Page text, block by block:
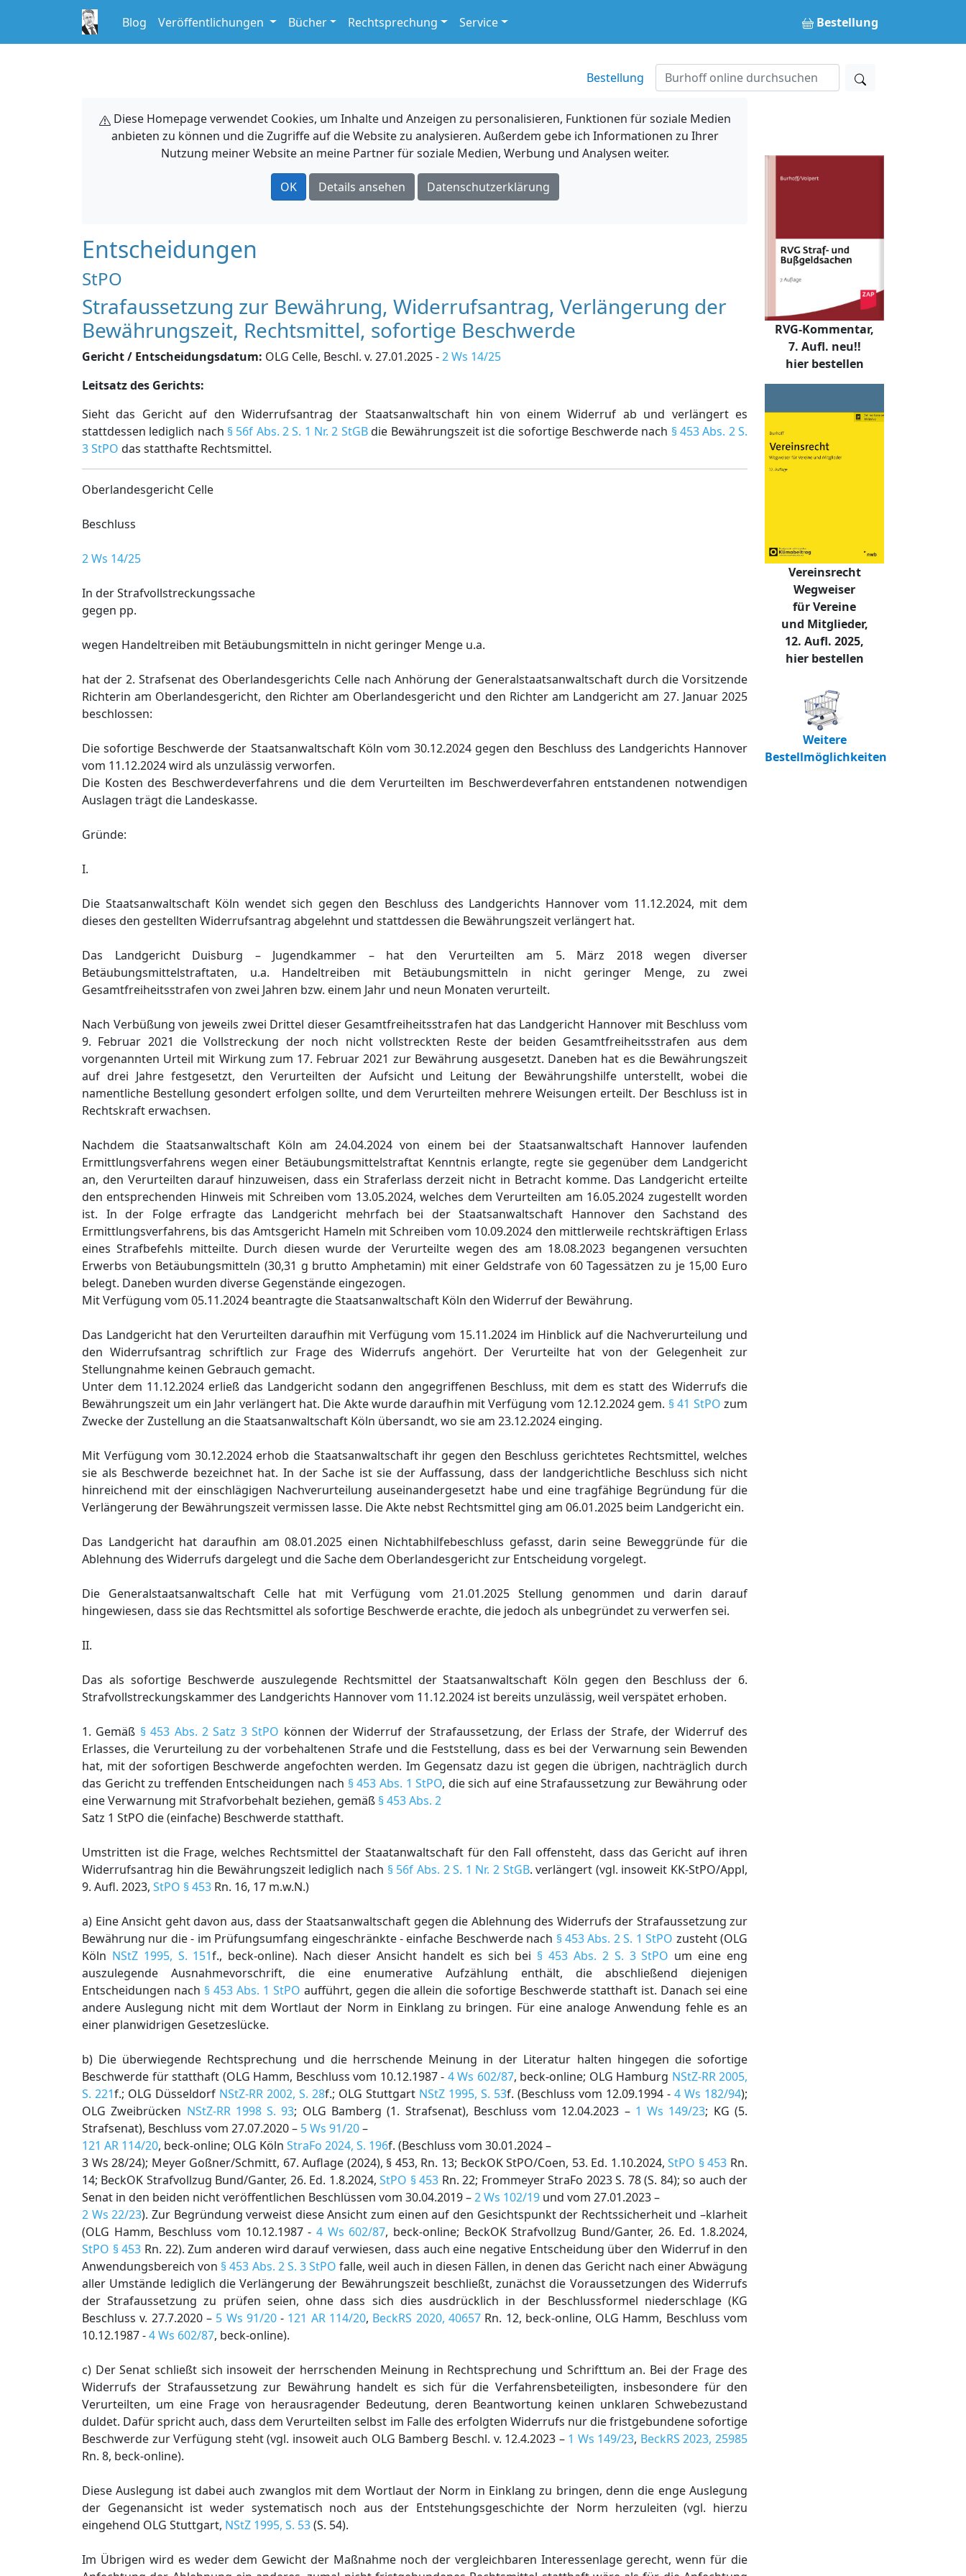
Blog Veröffentlichungen Bücher Rechtsprechung Service Bestellung
Bestellung
Diese Homepage verwendet Cookies, um Inhalte und Anzeigen zu personalisieren, Funktionen für soziale Medien
anbieten zu können und die Zugriffe auf die Website zu analysieren. Außerdem gebe ich Informationen zu Ihrer
Nutzung meiner Website an meine Partner für soziale Medien, Werbung und Analysen weiter.
OK Details ansehen Datenschutzerklärung
Entscheidungen
StPO
Strafaussetzung zur Bewährung, Widerrufsantrag, Verlängerung der
Bewährungszeit, Rechtsmittel, sofortige Beschwerde
Gericht / Entscheidungsdatum: OLG Celle, Beschl. v. 27.01.2025 -2 Ws 14/25
Leitsatz des Gerichts:
Sieht das Gericht auf den Widerrufsantrag der Staatsanwaltschaft hin von einem Widerruf ab und verlängert es
stattdessen lediglich nach § 56f Abs. 2 S. 1 Nr. 2 StGBdie Bewährungszeit ist die sofortige Beschwerde nach § 453 Abs. 2 S.
3 StPO das statthafte Rechtsmittel.
Oberlandesgericht Celle
Beschluss
2 Ws 14/25
In der Strafvollstreckungssache
gegen pp.
wegen Handeltreiben mit Betäubungsmitteln in nicht geringer Menge u.a.
hat der 2. Strafsenat des Oberlandesgerichts Celle nach Anhörung der Generalstaatsanwaltschaft durch die Vorsitzende
Richterin am Oberlandesgericht, den Richter am Oberlandesgericht und den Richter am Landgericht am 27. Januar 2025
beschlossen:
Die sofortige Beschwerde der Staatsanwaltschaft Köln vom 30.12.2024 gegen den Beschluss des Landgerichts Hannover
vom 11.12.2024 wird als unzulässig verworfen.
Die Kosten des Beschwerdeverfahrens und die dem Verurteilten im Beschwerdeverfahren entstandenen notwendigen
Auslagen trägt die Landeskasse.
Gründe:
I.
Die Staatsanwaltschaft Köln wendet sich gegen den Beschluss des Landgerichts Hannover vom 11.12.2024, mit dem
dieses den gestellten Widerrufsantrag abgelehnt und stattdessen die Bewährungszeit verlängert hat.
Das Landgericht Duisburg – Jugendkammer – hat den Verurteilten am 5. März 2018 wegen diverser
Betäubungsmittelstraftaten, u.a. Handeltreiben mit Betäubungsmitteln in nicht geringer Menge, zu zwei
Gesamtfreiheitsstrafen von zwei Jahren bzw. einem Jahr und neun Monaten verurteilt.
Nach Verbüßung von jeweils zwei Drittel dieser Gesamtfreiheitsstrafen hat das Landgericht Hannover mit Beschluss vom
9. Februar 2021 die Vollstreckung der noch nicht vollstreckten Reste der beiden Gesamtfreiheitsstrafen aus dem
vorgenannten Urteil mit Wirkung zum 17. Februar 2021 zur Bewährung ausgesetzt. Daneben hat es die Bewährungszeit
auf drei Jahre festgesetzt, den Verurteilten der Aufsicht und Leitung der Bewährungshilfe unterstellt, wobei die
namentliche Bestellung gesondert erfolgen sollte, und dem Verurteilten mehrere Weisungen erteilt. Der Beschluss ist in
Rechtskraft erwachsen.
Nachdem die Staatsanwaltschaft Köln am 24.04.2024 von einem bei der Staatsanwaltschaft Hannover laufenden
Ermittlungsverfahrens wegen einer Betäubungsmittelstraftat Kenntnis erlangte, regte sie gegenüber dem Landgericht
an, den Verurteilten darauf hinzuweisen, dass ein Straferlass derzeit nicht in Betracht komme. Das Landgericht erteilte
den entsprechenden Hinweis mit Schreiben vom 13.05.2024, welches dem Verurteilten am 16.05.2024 zugestellt worden
ist. In der Folge erfragte das Landgericht mehrfach bei der Staatsanwaltschaft Hannover den Sachstand des
Ermittlungsverfahrens, bis das Amtsgericht Hameln mit Schreiben vom 10.09.2024 den mittlerweile rechtskräftigen Erlass
eines Strafbefehls mitteilte. Durch diesen wurde der Verurteilte wegen des am 18.08.2023 begangenen versuchten
Erwerbs von Betäubungsmitteln (30,31 g brutto Amphetamin) mit einer Geldstrafe von 60 Tagessätzen zu je 15,00 Euro
belegt. Daneben wurden diverse Gegenstände eingezogen.
Mit Verfügung vom 05.11.2024 beantragte die Staatsanwaltschaft Köln den Widerruf der Bewährung.
Das Landgericht hat den Verurteilten daraufhin mit Verfügung vom 15.11.2024 im Hinblick auf die Nachverurteilung und
den Widerrufsantrag schriftlich zur Frage des Widerrufs angehört. Der Verurteilte hat von der Gelegenheit zur
Stellungnahme keinen Gebrauch gemacht.
Unter dem 11.12.2024 erließ das Landgericht sodann den angegriffenen Beschluss, mit dem es statt des Widerrufs die
Bewährungszeit um ein Jahr verlängert hat. Die Akte wurde daraufhin mit Verfügung vom 12.12.2024 gem. § 41 StPO zum
Zwecke der Zustellung an die Staatsanwaltschaft Köln übersandt, wo sie am 23.12.2024 einging.
Mit Verfügung vom 30.12.2024 erhob die Staatsanwaltschaft ihr gegen den Beschluss gerichtetes Rechtsmittel, welches
sie als Beschwerde bezeichnet hat. In der Sache ist sie der Auffassung, dass der landgerichtliche Beschluss sich nicht
hinreichend mit der einschlägigen Nachverurteilung auseinandergesetzt habe und eine tragfähige Begründung für die
Verlängerung der Bewährungszeit vermissen lasse. Die Akte nebst Rechtsmittel ging am 06.01.2025 beim Landgericht ein.
Das Landgericht hat daraufhin am 08.01.2025 einen Nichtabhilfebeschluss gefasst, darin seine Beweggründe für die
Ablehnung des Widerrufs dargelegt und die Sache dem Oberlandesgericht zur Entscheidung vorgelegt.
Die Generalstaatsanwaltschaft Celle hat mit Verfügung vom 21.01.2025 Stellung genommen und darin darauf
hingewiesen, dass sie das Rechtsmittel als sofortige Beschwerde erachte, die jedoch als unbegründet zu verwerfen sei.
II.
Das als sofortige Beschwerde auszulegende Rechtsmittel der Staatsanwaltschaft Köln gegen den Beschluss der 6.
Strafvollstreckungskammer des Landgerichts Hannover vom 11.12.2024 ist bereits unzulässig, weil verspätet erhoben.
1. Gemäß § 453 Abs. 2 Satz 3 StPO können der Widerruf der Strafaussetzung, der Erlass der Strafe, der Widerruf des
Erlasses, die Verurteilung zu der vorbehaltenen Strafe und die Feststellung, dass es bei der Verwarnung sein Bewenden
hat, mit der sofortigen Beschwerde angefochten werden. Im Gegensatz dazu ist gegen die übrigen, nachträglich durch
das Gericht zu treffenden Entscheidungen nach § 453 Abs. 1 StPO, die sich auf eine Strafaussetzung zur Bewährung oder
eine Verwarnung mit Strafvorbehalt beziehen, gemäß § 453 Abs. 2
Satz 1 StPO die (einfache) Beschwerde statthaft.
Umstritten ist die Frage, welches Rechtsmittel der Staatanwaltschaft für den Fall offensteht, dass das Gericht auf ihren
Widerrufsantrag hin die Bewährungszeit lediglich nach § 56f Abs. 2 S. 1 Nr. 2 StGB. verlängert (vgl. insoweit KK-StPO/Appl,
9. Aufl. 2023, StPO § 453 Rn. 16, 17 m.w.N.)
a) Eine Ansicht geht davon aus, dass der Staatsanwaltschaft gegen die Ablehnung des Widerrufs der Strafaussetzung zur
Bewährung nur die - im Prüfungsumfang eingeschränkte - einfache Beschwerde nach § 453 Abs. 2 S. 1 StPO zusteht (OLG
Köln NStZ 1995, S. 151f., beck-online). Nach dieser Ansicht handelt es sich bei § 453 Abs. 2 S. 3 StPO um eine eng
auszulegende Ausnahmevorschrift, die eine enumerative Aufzählung enthält, die abschließend diejenigen
Entscheidungen nach § 453 Abs. 1 StPO aufführt, gegen die allein die sofortige Beschwerde statthaft ist. Danach sei eine
andere Auslegung nicht mit dem Wortlaut der Norm in Einklang zu bringen. Für eine analoge Anwendung fehle es an
einer planwidrigen Gesetzeslücke.
b) Die überwiegende Rechtsprechung und die herrschende Meinung in der Literatur halten hingegen die sofortige
Beschwerde für statthaft (OLG Hamm, Beschluss vom 10.12.1987 - 4 Ws 602/87, beck-online; OLG Hamburg NStZ-RR 2005,
S. 221f.; OLG Düsseldorf NStZ-RR 2002, S. 28f.; OLG Stuttgart NStZ 1995, S. 53f. (Beschluss vom 12.09.1994 - 4 Ws 182/94);
OLG Zweibrücken NStZ-RR 1998 S. 93; OLG Bamberg (1. Strafsenat), Beschluss vom 12.04.2023 – 1 Ws 149/23; KG (5.
Strafsenat), Beschluss vom 27.07.2020 – 5 Ws 91/20–
121 AR 114/20, beck-online; OLG Köln StraFo 2024, S. 196f. (Beschluss vom 30.01.2024 –
3 Ws 28/24); Meyer Goßner/Schmitt, 67. Auflage (2024), § 453, Rn. 13; BeckOK StPO/Coen, 53. Ed. 1.10.2024,StPO § 453 Rn.
14; BeckOK Strafvollzug Bund/Ganter, 26. Ed. 1.8.2024,StPO § 453 Rn. 22; Frommeyer StraFo 2023 S. 78 (S. 84); so auch der
Senat in den beiden nicht veröffentlichen Beschlüssen vom 30.04.2019 –2 Ws 102/19 und vom 27.01.2023 –
2 Ws 22/23). Zur Begründung verweist diese Ansicht zum einen auf den Gesichtspunkt der Rechtssicherheit und –klarheit
(OLG Hamm, Beschluss vom 10.12.1987 - 4 Ws 602/87, beck-online; BeckOK Strafvollzug Bund/Ganter, 26. Ed. 1.8.2024,
StPO § 453 Rn. 22). Zum anderen wird darauf verwiesen, dass auch eine negative Entscheidung über den Widerruf in den
Anwendungsbereich von § 453 Abs. 2 S. 3 StPO falle, weil auch in diesen Fällen, in denen das Gericht nach einer Abwägung
aller Umstände lediglich die Verlängerung der Bewährungszeit beschließt, zunächst die Voraussetzungen des Widerrufs
der Strafaussetzung zu prüfen seien, ohne dass sich dies ausdrücklich in der Beschlussformel niederschlage (KG
Beschluss v. 27.7.2020 – 5 Ws 91/20- 121 AR 114/20, BeckRS 2020, 40657Rn. 12, beck-online, OLG Hamm, Beschluss vom
10.12.1987 -4 Ws 602/87, beck-online).
c) Der Senat schließt sich insoweit der herrschenden Meinung in Rechtsprechung und Schrifttum an. Bei der Frage des
Widerrufs der Strafaussetzung zur Bewährung handelt es sich für die Verfahrensbeteiligten, insbesondere für den
Verurteilten, um eine Frage von herausragender Bedeutung, deren Beantwortung keinen unklaren Schwebezustand
duldet. Dafür spricht auch, dass dem Verurteilten selbst im Falle des erfolgten Widerrufs nur die fristgebundene sofortige
Beschwerde zur Verfügung steht (vgl. insoweit auch OLG Bamberg Beschl. v. 12.4.2023 – 1 Ws 149/23, BeckRS 2023, 25985
Rn. 8, beck-online).
Diese Auslegung ist dabei auch zwanglos mit dem Wortlaut der Norm in Einklang zu bringen, denn die enge Auslegung
der Gegenansicht ist weder systematisch noch aus der Entstehungsgeschichte der Norm herzuleiten (vgl. hierzu
eingehend OLG Stuttgart, NStZ 1995, S. 53(S. 54).
Im Übrigen wird es weder dem Gewicht der Maßnahme noch der vergleichbaren Interessenlage gerecht, wenn für die
RVG-Kommentar,
7. Aufl. neu!!
hier bestellen
Vereinsrecht
Wegweiser
für Vereine
und Mitglieder,
12. Aufl. 2025,
hier bestellen
Weitere
Bestellmöglichkeiten